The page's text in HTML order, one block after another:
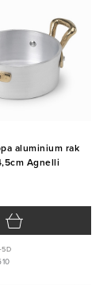
aluminium rak
Agnelli
5D